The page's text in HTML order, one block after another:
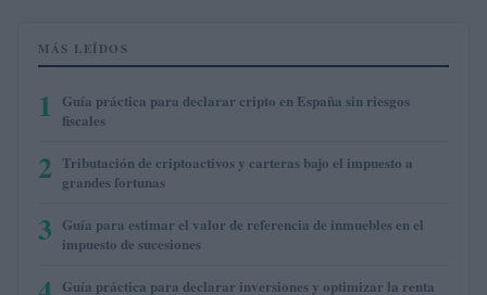
MÁS LEÍDOS
1
Guía práctica para declarar cripto en España sin riesgos
fiscales
2 Tributación de criptoactivos y carteras bajo el impuesto a
grandes fortunas
3 Guía para estimar el valor de referencia de inmuebles en el
impuesto de sucesiones
Guía práctica para declarar inversiones y optimizar la renta